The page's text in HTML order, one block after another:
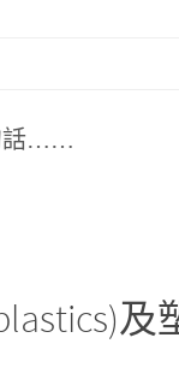
話……
及